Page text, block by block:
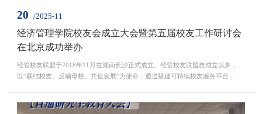
20 /2025-11
经济管理学院校友会成立大会暨第五届校友工作研讨会
在北京成功举办
经管校友联盟于2018年11月在湖南长沙正式成立。经管校友联盟自成立以来，
以“联结校友、反哺母校、共促发展”为使命，通过搭建可持续校友服务平台，为
基础上，11月16日上午，经济管理学院校友会在北京成立，同时举办了第五届校